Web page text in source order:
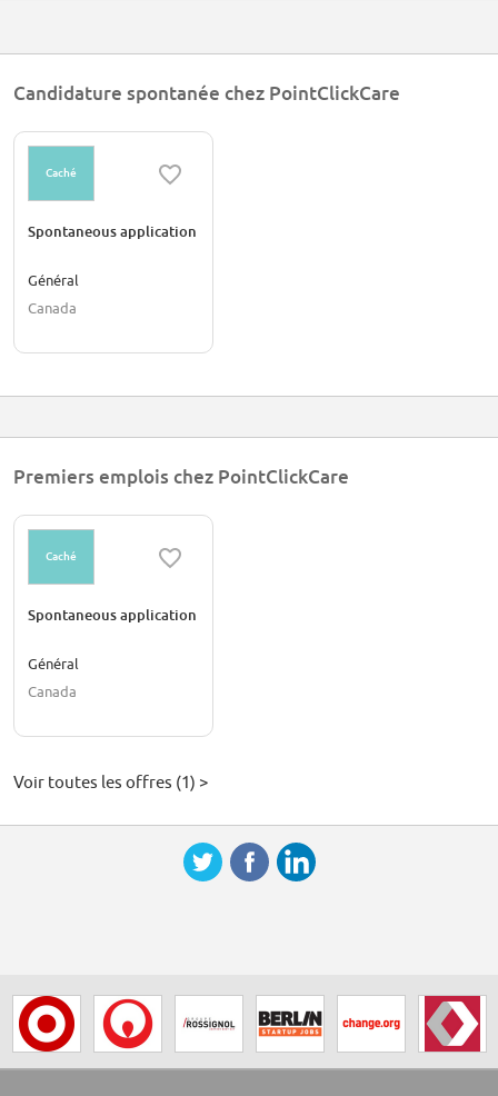
Candidature spontanée chez PointClickCare
Caché
Spontaneous application
Général
Canada
Premiers emplois chez PointClickCare
Caché
Spontaneous application
Général
Canada
Voir toutes les offres (1) >